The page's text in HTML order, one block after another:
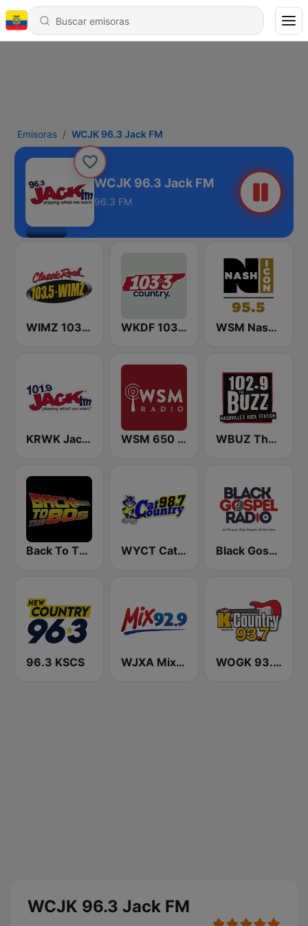
Emisoras WCJK 96.3 Jack FM
WCJK 96.3 Jack FM
96.3 FM
WIMZ 103.5 FM WKDF 103.3 Country WSM Nash Icon 95.5 FM
KRWK Jack-FM WSM 650 AM WBUZ The Buzz 102.9 FM (US Only)
Back To The 80's Radio WYCT Cat Country 98.7 Black Gospel Radio
96.3 KSCS WJXA Mix 92.9 FM WOGK 93.7 K-Country
WCJK 96.3 Jack FM